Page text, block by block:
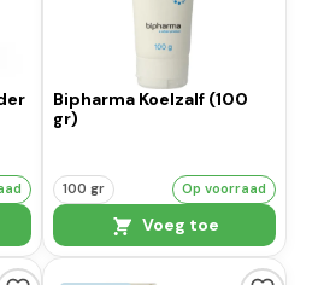
Bipharma Koelzalf (100
gr)
100 gr Op voorraad
Voeg toe